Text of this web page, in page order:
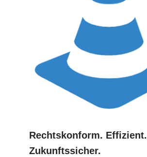
Rechtskonform. Effizient.
Zukunftssicher.